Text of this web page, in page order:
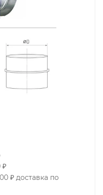
₽
₽ доставка по